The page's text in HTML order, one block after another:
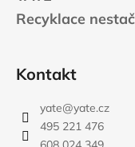
Recyklace
Kontakt
yate@yate.cz
495 221 476